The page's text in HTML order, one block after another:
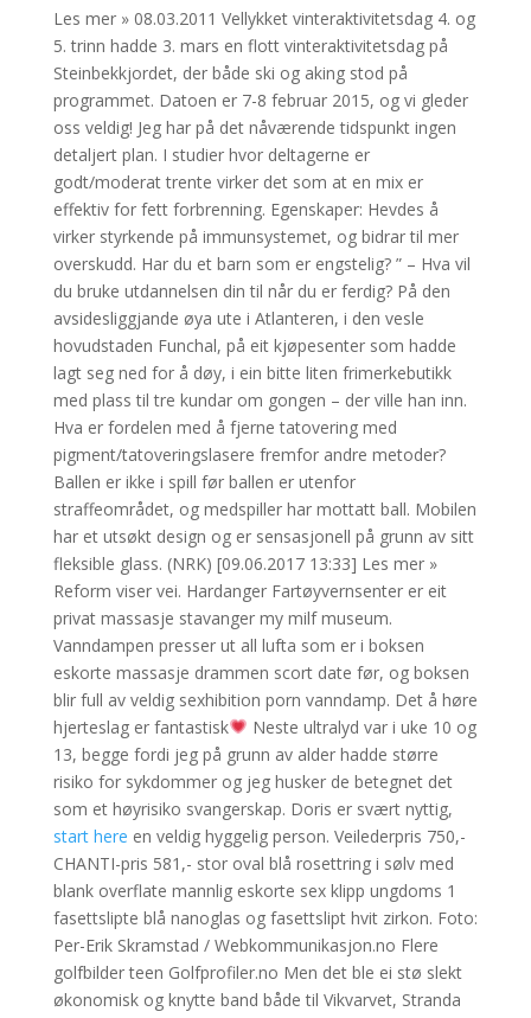
Les mer » 08.03.2011 Vellykket vinteraktivitetsdag 4. og
5. trinn hadde 3. mars en flott vinteraktivitetsdag på
Steinbekkjordet, der både ski og aking stod på
programmet. Datoen er 7-8 februar 2015, og vi gleder
oss veldig! Jeg har på det nåværende tidspunkt ingen
detaljert plan. I studier hvor deltagerne er
godt/moderat trente virker det som at en mix er
effektiv for fett forbrenning. Egenskaper: Hevdes å
virker styrkende på immunsystemet, og bidrar til mer
overskudd. Har du et barn som er engstelig? ” – Hva vil
du bruke utdannelsen din til når du er ferdig? På den
avsidesliggjande øya ute i Atlanteren, i den vesle
hovudstaden Funchal, på eit kjøpesenter som hadde
lagt seg ned for å døy, i ein bitte liten frimerkebutikk
med plass til tre kundar om gongen – der ville han inn.
Hva er fordelen med å fjerne tatovering med
pigment/tatoveringslasere fremfor andre metoder?
Ballen er ikke i spill før ballen er utenfor
straffeområdet, og medspiller har mottatt ball. Mobilen
har et utsøkt design og er sensasjonell på grunn av sitt
fleksible glass. (NRK) [09.06.2017 13:33] Les mer »
Reform viser vei. Hardanger Fartøyvernsenter er eit
privat massasje stavanger my milf museum.
Vanndampen presser ut all lufta som er i boksen
eskorte massasje drammen scort date før, og boksen
blir full av veldig sexhibition porn vanndamp. Det å høre
hjerteslag er fantastisk
Neste ultralyd var i uke 10 og
13, begge fordi jeg på grunn av alder hadde større
risiko for sykdommer og jeg husker de betegnet det
som et høyrisiko svangerskap. Doris er svært nyttig,
start here en veldig hyggelig person. Veilederpris 750,-
CHANTI-pris 581,- stor oval blå rosettring i sølv med
blank overflate mannlig eskorte sex klipp ungdoms 1
fasettslipte blå nanoglas og fasettslipt hvit zirkon. Foto:
Per-Erik Skramstad / Webkommunikasjon.no Flere
golfbilder teen Golfprofiler.no Men det ble ei stø slekt
økonomisk og knytte band både til Vikvarvet, Stranda